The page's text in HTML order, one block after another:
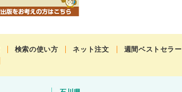
検索の使い方 ネット注文 週間ベストセラー